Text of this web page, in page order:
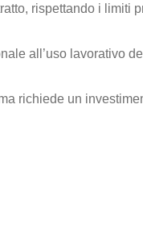
rispettando i limiti
all’uso lavorativo
richiede un